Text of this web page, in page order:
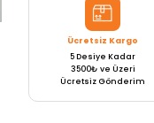
Ücretsiz Kargo
5 Desiye Kadar
3500₺ ve Üzeri
Ücretsiz Gönderim